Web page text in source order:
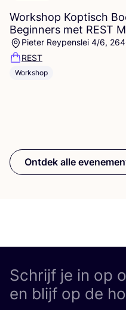
Workshop Koptisch
Beginners met REST
Pieter Reypenslei 4/6,
REST
Workshop
Ontdek alle
Schrijf je in op
en blijf op de